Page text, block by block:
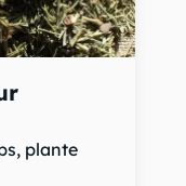
plante